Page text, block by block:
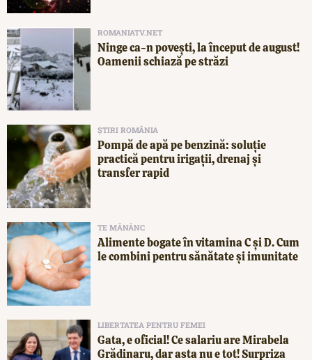
ROMANIATV.NET
Ninge ca-n povești, la început de august!
Oamenii schiază pe străzi
ȘTIRI ROMÂNIA
Pompă de apă pe benzină: soluție
practică pentru irigații, drenaj și
transfer rapid
TE MĂNÂNC
Alimente bogate în vitamina C și D. Cum
le combini pentru sănătate și imunitate
LIBERTATEA PENTRU FEMEI
Gata, e oficial! Ce salariu are Mirabela
Grădinaru, dar asta nu e tot! Surpriza